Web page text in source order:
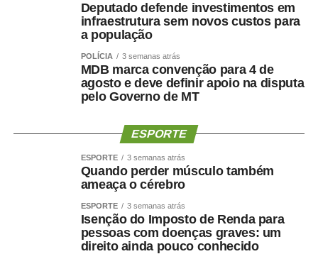
própria ao Governo pelo Novo para contribuir com a
composição liderada pelo senador.
Na nota desta sexta-feira, Maluf ampliou as críticas e
afirmou que quem pretende comandar o Estado precisa
demonstrar capacidade de cumprir compromissos
“Quem pretende governar um Estado precisa, antes de
tudo, demonstrar que sua palavra tem valor. Precisa
respeitar compromissos, aliados e pessoas que
aceitaram caminhar ao seu lado.”
O empresário também afirmou que não pretende
naturalizar o episódio como parte da disputa eleitoral.
Deputado defende investimentos em
infraestrutura sem novos custos para
a população
POLÍCIA 3 semanas atrás
MDB marca convenção para 4 de
agosto e deve definir apoio na disputa
pelo Governo de MT
ESPORTE
ESPORTE 3 semanas atrás
Quando perder músculo também
ameaça o cérebro
ESPORTE 3 semanas atrás
Isenção do Imposto de Renda para
pessoas com doenças graves: um
direito ainda pouco conhecido